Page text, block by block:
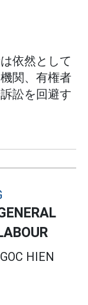
依然として
関、有権者
訟を回避す
HIEN